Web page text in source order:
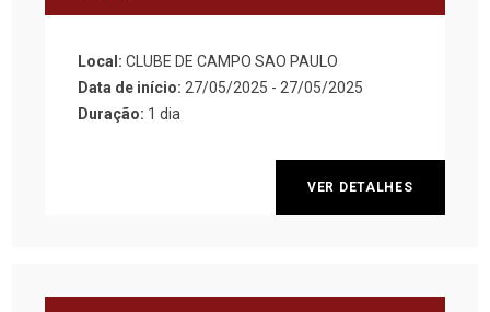
Local:CLUBE DE CAMPO SAO PAULO
Data de início: 27/05/2025 - 27/05/2025
Duração: 1 dia
VER DETALHES